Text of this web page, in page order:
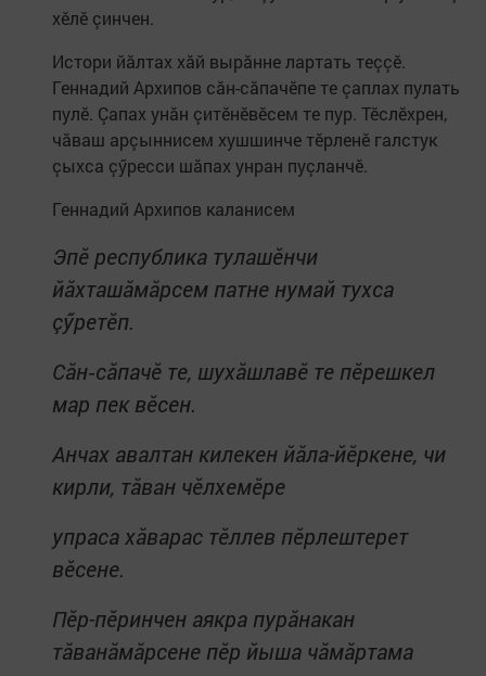
хӗлӗ çинчен.
Истори йăлтах хăй вырăнне лартать теççӗ.
Геннадий Архипов сăн-сăпачӗпе те çаплах пулать
пулӗ. Çапах унăн çитӗнӗвӗсем те пур. Тӗслӗхрен,
чăваш арçыннисем хушшинче тӗрленӗ галстук
çыхса çӳресси шăпах унран пуçланчӗ.
Геннадий Архипов каланисем
Эпĕ республика тулашĕнчи
йăхташăмăрсем патне нумай тухса
çӳретĕп.
Сăн‐сăпачĕ те, шухăшлавĕ те пĕрешкел
мар пек вĕсен.
Анчах авалтан килекен йăла-йĕркене, чи
кирли, тăван чĕлхемĕре
упраса хăварас тĕллев пĕрлештерет
вĕсене.
Пĕр-пĕринчен аякра пурăнакан
тăванăмăрсене пĕр йыша чăмăртама